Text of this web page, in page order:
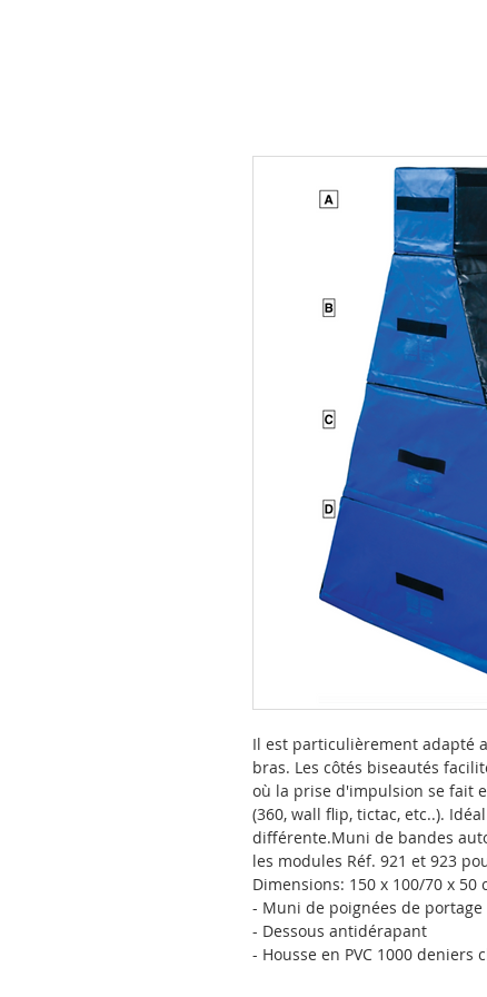
Il est particulièrement adapté
bras. Les côtés biseautés
où la prise d'impulsion se fait
(360, wall flip, tictac, etc..).
différente.Muni de bandes
les modules Réf. 921 et 923
Dimensions: 150 x 100/70 x 50
- Muni de poignées de portage
- Dessous antidérapant
- Housse en PVC 1000 deniers